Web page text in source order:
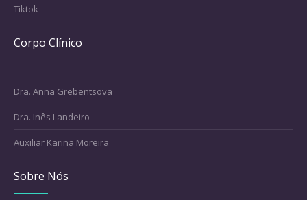
Tiktok
Corpo Clínico
Dra. Anna Grebentsova
Dra. Inês Landeiro
Auxiliar Karina Moreira
Sobre Nós